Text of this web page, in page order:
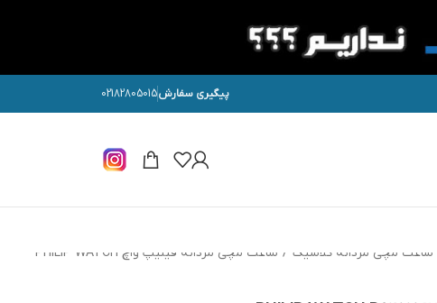
پیگیری سفارش02182805015
ساعت مچی مردانه کلاسیک /
ساعت مچی مردانه فیلیپ واچ PHILIP WATCH